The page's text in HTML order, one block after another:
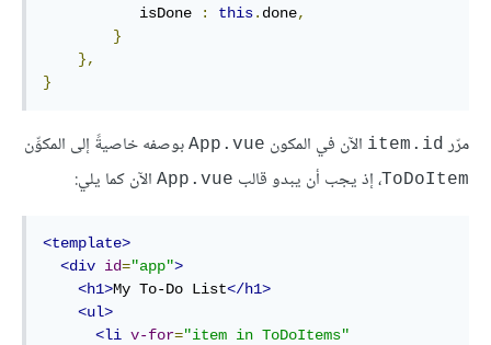
           isDone
: this. done,
}
},
}
مرّر item.id الآن في المكون App.vue بوصفه خاصيةً إلى المكوِّن
ToDoItem، إذ يجب أن يبدو قالب App.vue الآن كما يلي:
<template>
<div id="app">
<h1>My To-Do List</h1>
<ul>
<li v-for="item in ToDoItems"